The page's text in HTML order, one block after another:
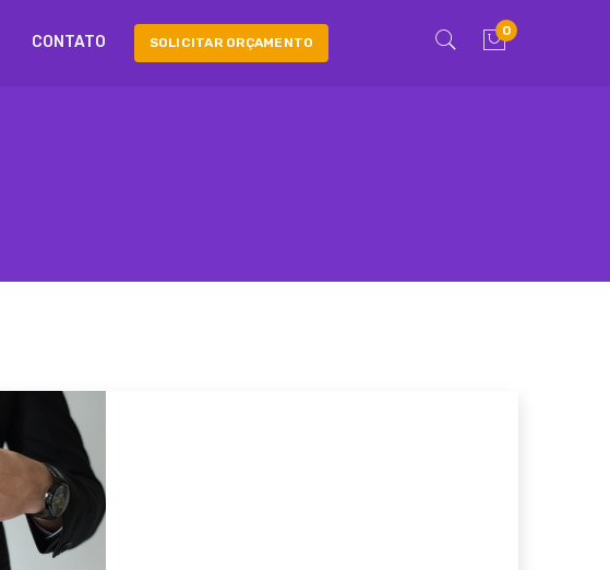
CONTATO SOLICITAR ORÇAMENTO
0